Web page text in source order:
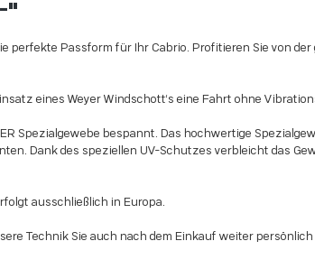
"
perfekte Passform für Ihr Cabrio. Profitieren Sie von
eines Weyer Windschott‘s eine Fahrt ohne
bespannt. Das hochwertige
Dank des speziellen UV-Schutzes verbleicht das
ausschließlich in Europa.
Technik Sie auch nach dem Einkauf weiter